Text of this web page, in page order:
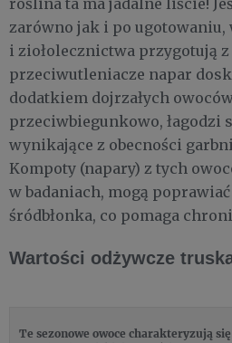
zarówno jak i po
i ziołolecznictwa przygotują
przeciwutleniacze napar
dodatkiem dojrzałych
przeciwbiegunkowo, łagodzi
wynikające z obecności
Kompoty (napary) z tych
w badaniach, mogą
śródbłonka, co pomaga
Wartości odżywcze
Te sezonowe owoce charakteryzują